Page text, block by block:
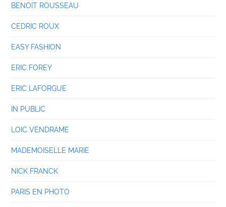
BENOIT ROUSSEAU
CEDRIC ROUX
EASY FASHION
ERIC FOREY
ERIC LAFORGUE
IN PUBLIC
LOIC VENDRAME
MADEMOISELLE MARIE
NICK FRANCK
PARIS EN PHOTO